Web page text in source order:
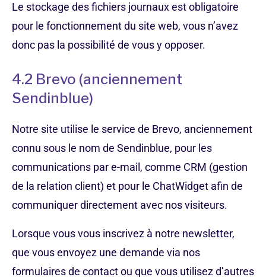
Le stockage des fichiers journaux est obligatoire
pour le fonctionnement du site web, vous n’avez
donc pas la possibilité de vous y opposer.
4.2 Brevo (anciennement
Sendinblue)
Notre site utilise le service de Brevo, anciennement
connu sous le nom de Sendinblue, pour les
communications par e-mail, comme CRM (gestion
de la relation client) et pour le ChatWidget afin de
communiquer directement avec nos visiteurs.
Lorsque vous vous inscrivez à notre newsletter,
que vous envoyez une demande via nos
formulaires de contact ou que vous utilisez d’autres